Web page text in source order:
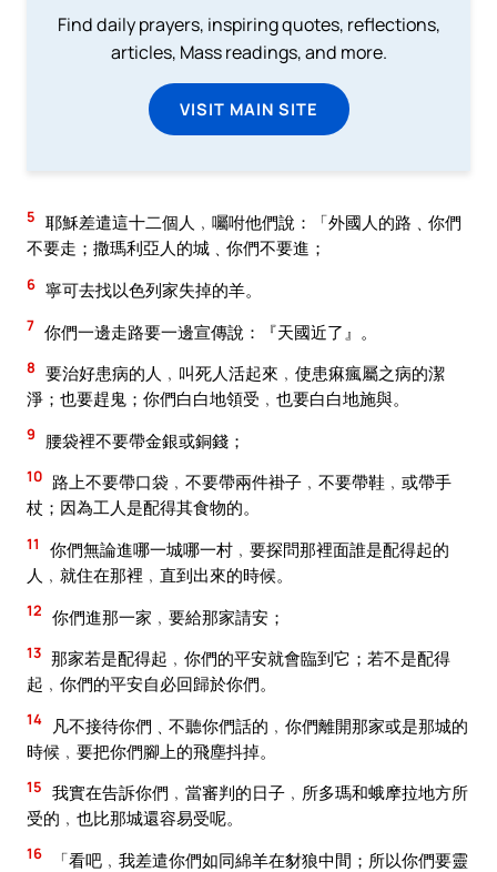
Find daily prayers, inspiring quotes, reflections,
articles, Mass readings, and more.
VISIT MAIN SITE
5 耶穌差遣這十二個人﹐囑咐他們說：「外國人的路﹑你們
不要走；撒瑪利亞人的城﹑你們不要進；
6 寧可去找以色列家失掉的羊。
7 你們一邊走路要一邊宣傳說：『天國近了』。
8 要治好患病的人﹐叫死人活起來﹐使患痳瘋屬之病的潔
淨；也要趕鬼；你們白白地領受﹐也要白白地施與。
9 腰袋裡不要帶金銀或銅錢；
10 路上不要帶口袋﹐不要帶兩件褂子﹐不要帶鞋﹐或帶手
杖；因為工人是配得其食物的。
11
你們無論進哪一城哪一村﹐要探問那裡面誰是配得起的
人﹐就住在那裡﹐直到出來的時候。
12 你們進那一家﹐要給那家請安；
13 那家若是配得起﹐你們的平安就會臨到它；若不是配得
起﹐你們的平安自必回歸於你們。
14
凡不接待你們﹑不聽你們話的﹐你們離開那家或是那城的
時候﹐要把你們腳上的飛塵抖掉。
15 我實在告訴你們﹐當審判的日子﹐所多瑪和蛾摩拉地方所
受的﹐也比那城還容易受呢。
16
「看吧﹐我差遣你們如同綿羊在豺狼中間；所以你們要靈